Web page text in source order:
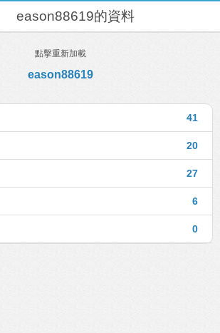
eason88619的資料
點擊重新加載
eason88619
41
20
27
6
0